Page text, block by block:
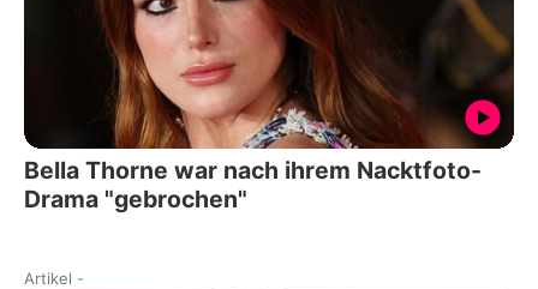
Bella Thorne war nach ihrem Nacktfoto-
Drama "gebrochen"
Artikel -